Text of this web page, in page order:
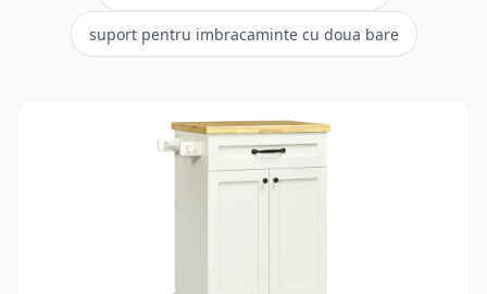
suport pentru imbracaminte cu doua bare